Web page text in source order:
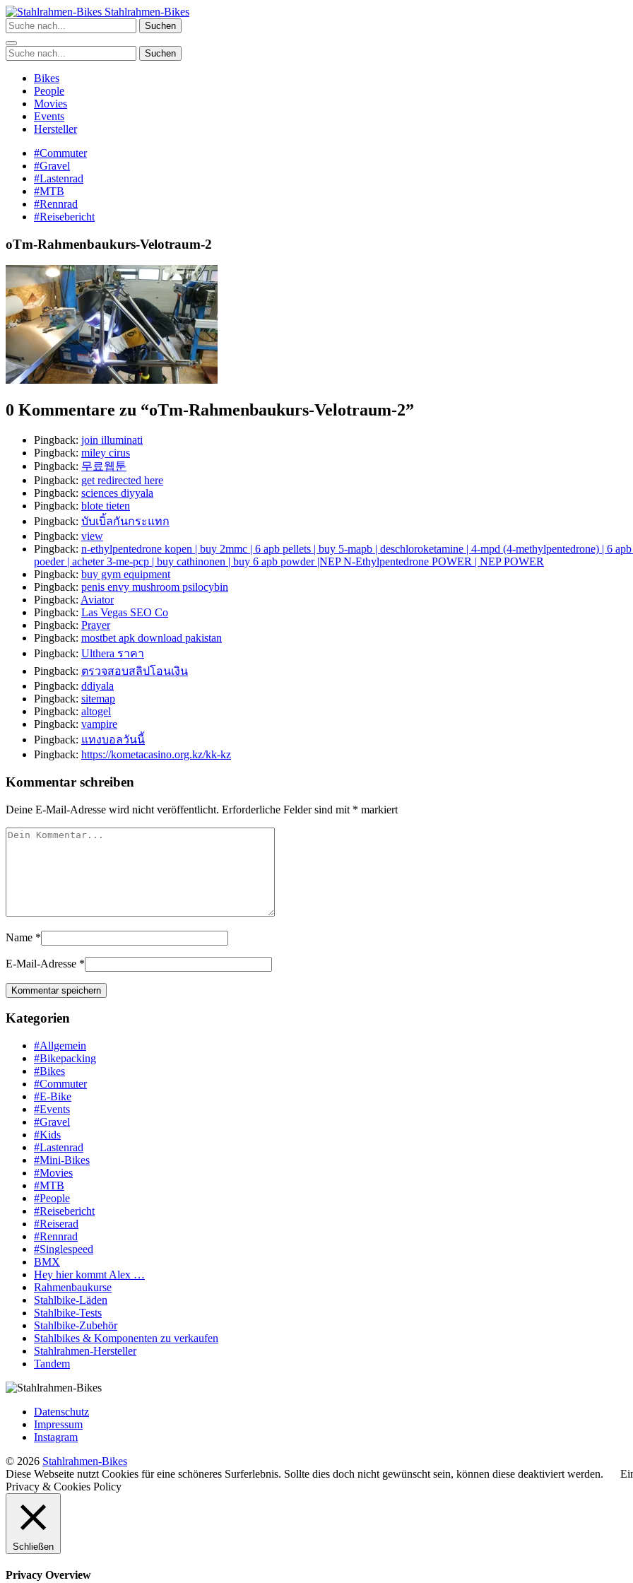
Zum
Inhalt
springen
Stahlrahmen-Bikes
Suchen
Suchen
Bikes
People
Movies
Events
Hersteller
#Commuter
#Gravel
#Lastenrad
#MTB
#Rennrad
#Reisebericht
oTm-Rahmenbaukurs-Velotraum-2
0 Kommentare zu “oTm-Rahmenbaukurs-Velotraum-2”
Pingback: join illuminati
Pingback: miley cirus
Pingback: 무료웹툰
Pingback: get redirected here
Pingback: sciences diyyala
Pingback: blote tieten
Pingback: บับเบิ้ลกันกระแทก
Pingback: view
Pingback: n-ethylpentedrone kopen | buy 2mmc | 6 apb pellets | buy 5-mapb | deschloroketamine | 4-mpd (4-methylpentedrone) | 6
poeder | acheter 3-me-pcp | buy cathinonen | buy 6 apb powder |NEP N-Ethylpentedrone POWER | NEP POWER
Pingback: buy gym equipment
Pingback: penis envy mushroom psilocybin
Pingback: Aviator
Pingback: Las Vegas SEO Co
Pingback: Prayer
Pingback: mostbet apk download pakistan
Pingback: Ulthera ราคา
Pingback: ตรวจสอบสลิปโอนเงิน
Pingback: ddiyala
Pingback: sitemap
Pingback: altogel
Pingback: vampire
Pingback: แทงบอลวันนี้
Pingback: https://kometacasino.org.kz/kk-kz
Kommentar schreiben
Deine E-Mail-Adresse wird nicht veröffentlicht. Erforderliche Felder sind mit * markiert
Name *
E-Mail-Adresse *
Kategorien
#Allgemein
#Bikepacking
#Bikes
#Commuter
#E-Bike
#Events
#Gravel
#Kids
#Lastenrad
#Mini-Bikes
#Movies
#MTB
#People
#Reisebericht
#Reiserad
#Rennrad
#Singlespeed
BMX
Hey hier kommt Alex …
Rahmenbaukurse
Stahlbike-Läden
Stahlbike-Tests
Stahlbike-Zubehör
Stahlbikes & Komponenten zu verkaufen
Stahlrahmen-Hersteller
Tandem
Datenschutz
Impressum
Instagram
© 2026 Stahlrahmen-Bikes
Diese Webseite nutzt Cookies für eine schöneres Surferlebnis. Sollte dies doch nicht gewünscht sein, können diese deaktiviert werden.
Privacy & Cookies Policy
Schließen
Privacy Overview